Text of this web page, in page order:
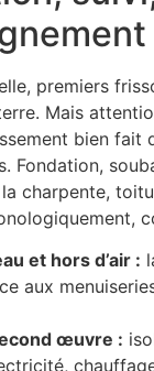
premiers
Mais
bien
Fondation,
charpente,
et hors d’air :
aux
œuvre :